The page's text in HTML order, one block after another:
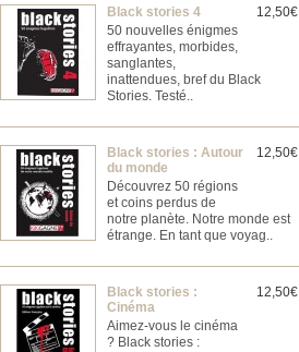
12,50€
Black stories 4
50 nouvelles énigmes
effrayantes, morbides,
sanglantes,
inattendues, bref du Black
Stories. Testé..
12,50€
Black stories : Autour
du monde
Découvrez 50 régions
et coins perdus de
notre planète. Notre monde est
étrange. En tant que voyag..
12,50€
Black stories :
Cinéma
Aimez-vous le cinéma
? Black stories :